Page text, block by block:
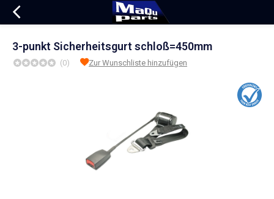
3-punkt Sicherheitsgurt schloß=450mm
(0) Zur Wunschliste hinzufügen